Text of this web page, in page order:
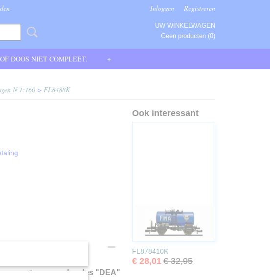
Inloggen Registreren
UW WINKELWAGEN
Geen producten (0)
DOOS NIET COMPLEET. +
N 1:160 > FL8488K
met remmersbordes "DEA"
Ook interessant
FL878410K
€ 28,01 € 32,95